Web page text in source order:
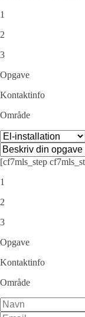
1
2
3
Opgave
Kontaktinfo
Område
[cf7mls_step
1
2
3
Opgave
Kontaktinfo
Område